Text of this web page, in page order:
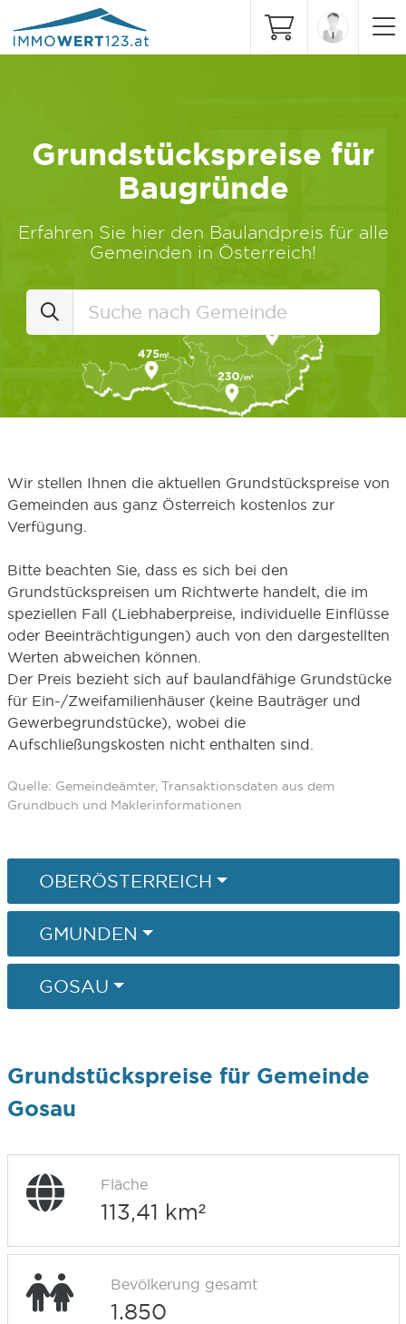
Grundstückspreise für
Baugründe
Erfahren Sie hier den Baulandpreis für alle
Gemeinden in Österreich!
Wir stellen Ihnen die aktuellen Grundstückspreise von
Gemeinden aus ganz Österreich kostenlos zur
Verfügung.
Bitte beachten Sie, dass es sich bei den
Grundstückspreisen um Richtwerte handelt, die im
speziellen Fall (Liebhaberpreise, individuelle Einflüsse
oder Beeinträchtigungen) auch von den dargestellten
Werten abweichen können.
Der Preis bezieht sich auf baulandfähige Grundstücke
für Ein-/Zweifamilienhäuser (keine Bauträger und
Gewerbegrundstücke), wobei die
Aufschließungskosten nicht enthalten sind.
Quelle: Gemeindeämter, Transaktionsdaten aus dem
Grundbuch und Maklerinformationen
OBERÖSTERREICH
GMUNDEN
GOSAU
Grundstückspreise für Gemeinde
Gosau
Fläche
113,41 km²
Bevölkerung gesamt
1.850